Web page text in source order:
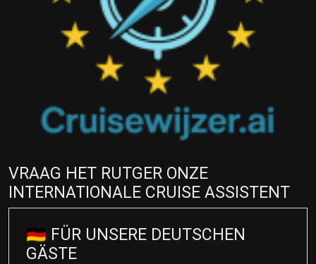
VRAAG HET RUTGER ONZE
INTERNATIONALE CRUISE ASSISTENT
🇩🇪 FÜR UNSERE DEUTSCHEN
GÄSTE